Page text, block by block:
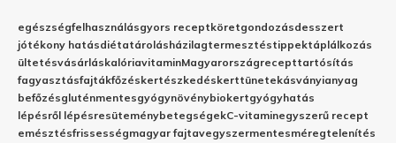
egészségfelhasználásgyors receptköretgondozásdesszert
jótékony hatásdiétatárolásházilagtermesztéstippektáplálkozás
ültetésvásárláskalóriavitaminMagyarországrecepttartósítás
fagyasztásfajtákfőzéskertészkedéskerttünetekásványianyag
befőzésgluténmentesgyógynövénybiokertgyógyhatás
lépésről lépésresüteménybetegségekC-vitaminegyszerű recept
emésztésfrissességmagyar fajtavegyszermentesméregtelenítés